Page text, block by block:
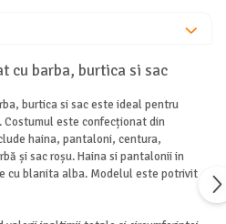
cu barba, burtica si sac
burtica si sac este ideal pentru
Costumul este confecționat din
haina, pantaloni, centura,
și sac roșu. Haina si pantalonii in
cu blanita alba. Modelul este potrivit